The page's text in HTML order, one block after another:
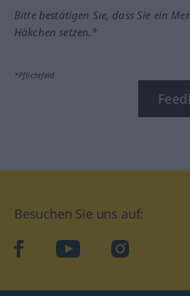
Bitte bestätigen Sie, dass Sie ein
Häkchen setzen.*
*Pflichtfeld
Besuchen Sie uns auf:
facebookYouTube Instagram